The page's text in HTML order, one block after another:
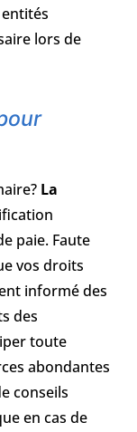
lors de
La
paie. Faute
vos droits
informé des
des
toute
abondantes
conseils
en cas de